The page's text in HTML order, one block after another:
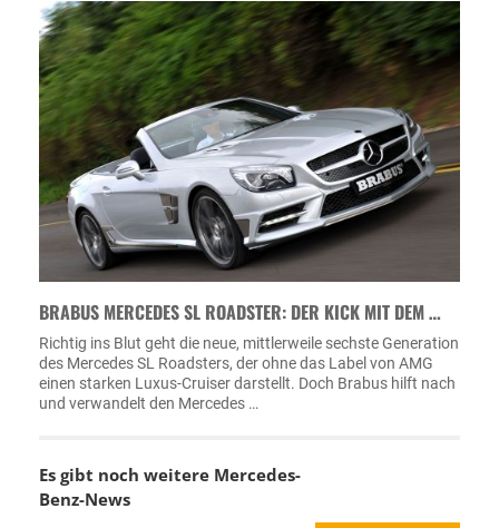
BRABUS MERCEDES SL ROADSTER: DER KICK MIT DEM …
Richtig ins Blut geht die neue, mittlerweile sechste Generation
des Mercedes SL Roadsters, der ohne das Label von AMG
einen starken Luxus-Cruiser darstellt. Doch Brabus hilft nach
und verwandelt den Mercedes …
Es gibt noch weitere Mercedes-
Benz-News